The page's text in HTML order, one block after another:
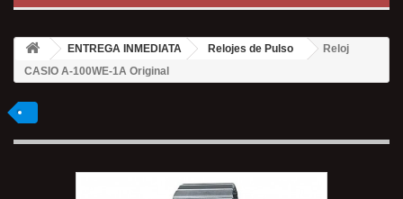
ENTREGA INMEDIATA Relojes de Pulso
Reloj
CASIO A-100WE-1A Original